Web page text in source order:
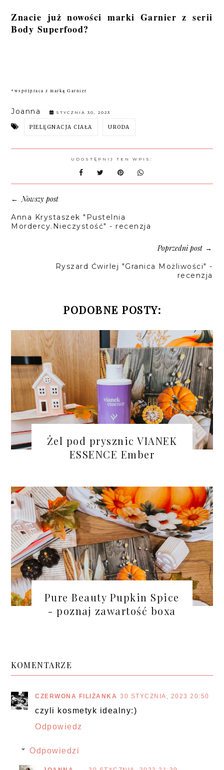
Znacie już nowości marki Garnier z serii
Body Superfood?
*współpraca z marką Garnier
Joanna STYCZNIA 30, 2023
PIELĘGNACJA CIAŁA URODA
UDOSTĘPNIJ TEN WPIS:
← Nowszy post
Anna Krystaszek "Pustelnia
Mordercy.Nieczystość" - recenzja
Poprzedni post→
Ryszard Ćwirlej "Granica Możliwości" -
recenzja
PODOBNE POSTY:
Żel pod prysznic VIANEK
ESSENCE Ember
Pure Beauty Pupkin Spice
- poznaj zawartość boxa
KOMENTARZE
CZERWONA FILIŻANKA 30 STYCZNIA, 2023 20:50
czyli kosmetyk idealny:)
Odpowiedz
Odpowiedzi